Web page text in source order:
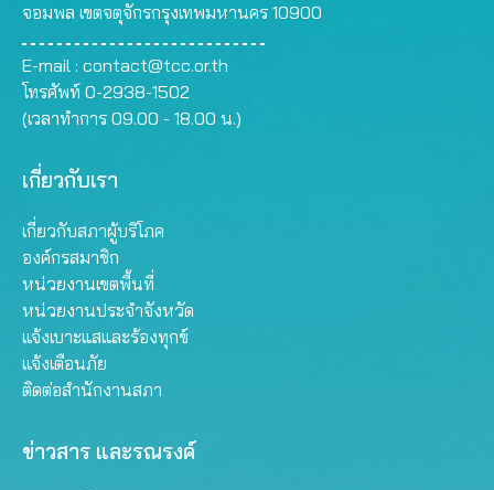
จอมพล เขตจตุจักรกรุงเทพมหานคร 10900
E-mail : contact@tcc.or.th
โทรศัพท์ 0-2938-1502
(เวลาทำการ 09.00 - 18.00 น.)
เกี่ยวกับเรา
เกี่ยวกับสภาผู้บริโภค
องค์กรสมาชิก
หน่วยงานเขตพื้นที่
หน่วยงานประจำจังหวัด
แจ้งเบาะแสและร้องทุกข์
แจ้งเตือนภัย
ติดต่อสำนักงานสภา
ข่าวสาร และรณรงค์